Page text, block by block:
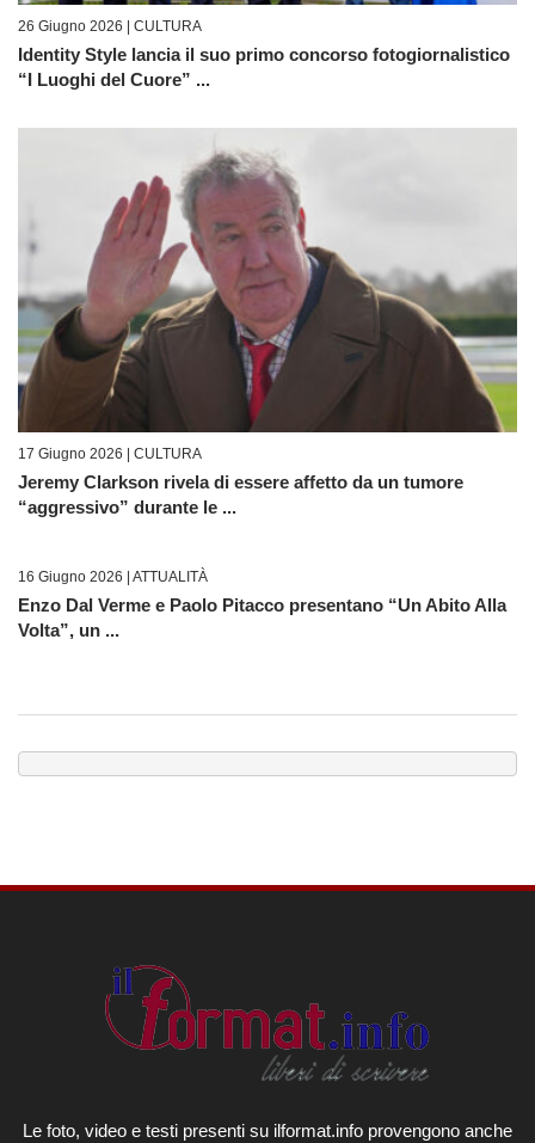
26 Giugno 2026 | CULTURA
Identity Style lancia il suo primo concorso fotogiornalistico
“I Luoghi del Cuore” ...
17 Giugno 2026 | CULTURA
Jeremy Clarkson rivela di essere affetto da un tumore
“aggressivo” durante le ...
16 Giugno 2026 | ATTUALITÀ
Enzo Dal Verme e Paolo Pitacco presentano “Un Abito Alla
Volta”, un ...
Le foto, video e testi presenti su ilformat.info provengono anche